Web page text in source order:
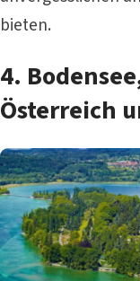
bieten.
4.
Österreich